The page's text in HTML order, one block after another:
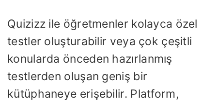
Quizizz ile öğretmenler kolayca özel
testler oluşturabilir veya çok çeşitli
konularda önceden hazırlanmış
testlerden oluşan geniş bir
kütüphaneye erişebilir. Platform,